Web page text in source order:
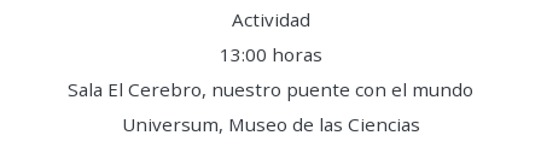
Actividad
13:00 horas
Sala El Cerebro, nuestro puente con el mundo
Universum, Museo de las Ciencias